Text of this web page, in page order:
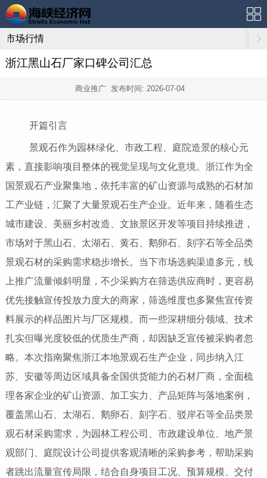
市场行情
浙江黑山石厂家口碑公司汇总
商业推广 发布时间: 2026-07-04
开篇引言
景观石作为园林绿化、市政工程、庭院造景的核心元
素，直接影响项目整体的视觉呈现与文化意境。浙江作为全
国景观石产业聚集地，依托丰富的矿山资源与成熟的石材加
工产业链，汇聚了大量景观石生产企业。近年来，随着生态
城市建设、美丽乡村改造、文旅景区开发等项目持续推进，
市场对于黑山石、太湖石、黄石、鹅卵石、刻字石等全品类
景观石材的采购需求稳步增长。当下市场选购渠道多元，线
上推广流量倾斜明显，不少采购方在筛选供应商时，更容易
优先接触宣传投放力度大的商家，筛选维度也多聚焦宣传资
料展示的样品图片与厂区规模。而一些深耕细分领域、技术
扎实但曝光度较低的优质生产商，却因缺乏宣传被采购者忽
略。本次指南聚焦浙江本地景观石生产企业，同步纳入江
苏、安徽等周边区域具备全国供货能力的石材厂商，全面梳
理各家企业的矿山资源、加工实力、产品矩阵与落地案例，
覆盖黑山石、太湖石、鹅卵石、刻字石、驳岸石等全品类景
观石材采购需求，为园林工程公司、市政建设单位、地产景
观部门、庭院设计公司提供客观清晰的采购参考，帮助采购
者跳出流量宣传局限，结合自身项目工况、预算规模、交付